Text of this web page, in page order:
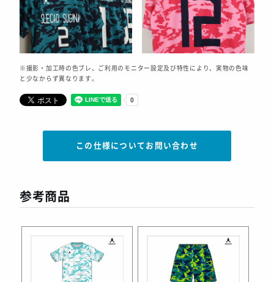
※撮影・加工時の色ブレ、ご利用のモニター設定及び特性により、実物の色味
と少なからず異なります。
この仕様についてお問い合わせ
参考商品